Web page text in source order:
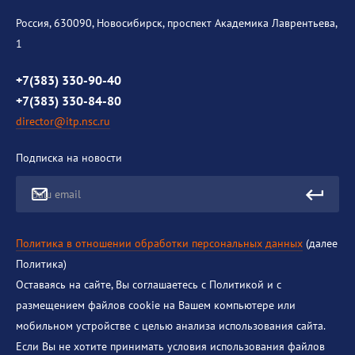
История института
Контакты
Противодействие коррупции
Россия, 630090, Новосибирск, проспект Академика Лаврентьева,
1
+7(383) 330-90-40
+7(383) 330-84-80
director@itp.nsc.ru
Подписка на новости
Ваш email
Политика в отношении обработки персональных данных (далее
Политика)
Оставаясь на сайте, Вы соглашаетесь с Политикой и с
размещением файлов cookie на Вашем компьютере или
мобильном устройстве с целью анализа использования сайта.
Если Вы не хотите принимать условия использования файлов